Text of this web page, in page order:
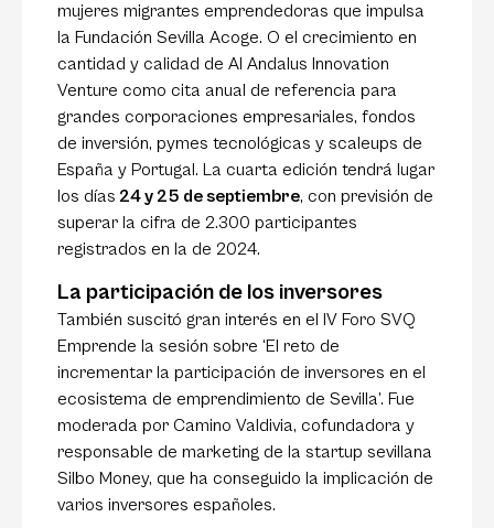
mujeres migrantes emprendedoras que impulsa
la Fundación Sevilla Acoge. O el crecimiento en
cantidad y calidad de Al Andalus Innovation
Venture como cita anual de referencia para
grandes corporaciones empresariales, fondos
de inversión, pymes tecnológicas y scaleups de
España y Portugal. La cuarta edición tendrá lugar
los días 24 y 25 de septiembre, con previsión de
superar la cifra de 2.300 participantes
registrados en la de 2024.
La participación de los inversores
También suscitó gran interés en el IV Foro SVQ
Emprende la sesión sobre ‘El reto de
incrementar la participación de inversores en el
ecosistema de emprendimiento de Sevilla’. Fue
moderada por Camino Valdivia, cofundadora y
responsable de marketing de la startup sevillana
Silbo Money, que ha conseguido la implicación de
varios inversores españoles.